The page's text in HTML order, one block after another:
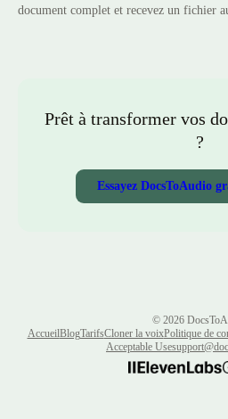
document complet et recevez un fichier
Prêt à transformer vos
?
Essayez DocsToAudio
© 2026
AccueilBlogTarifsCloner la voixPolitique de
Acceptable Use